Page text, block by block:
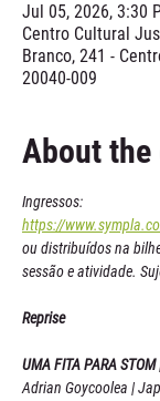
Jul 05, 2026, 3:30
Centro Cultural
Branco, 241 -
20040-009
About the
Ingressos:
https://
ou distribuídos na
sessão e atividade.
Reprise
UMA FITA PARA STOM
Adrian Goycoolea |